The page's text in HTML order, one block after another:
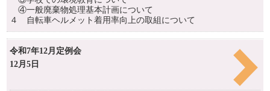
④一般廃棄物処理基本計画について
４ 自転車ヘルメット着用率向上の取組について
令和7年12月定例会
12月5日